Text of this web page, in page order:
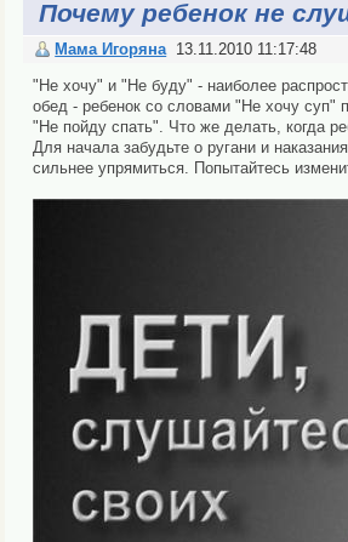
Почему ребенок не
Мама Игоряна 13.11.2010 11:17:48
"Не хочу" и "Не буду" - наиболее
обед - ребенок со словами "Не хочу
"Не пойду спать". Что же делать, когда
Для начала забудьте о ругани и
сильнее упрямиться. Попытайтесь